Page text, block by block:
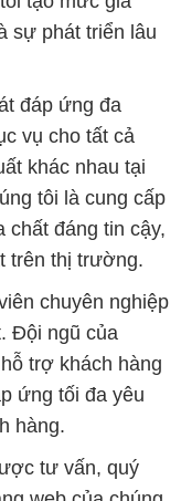
sự phát triển lâu
đáp ứng đa
vụ cho tất cả
khác nhau tại
tôi là cung cấp
chất đáng tin cậy,
trên thị trường.
chuyên nghiệp
Đội ngũ của
trợ khách hàng
ứng tối đa yêu
hàng.
tư vấn, quý